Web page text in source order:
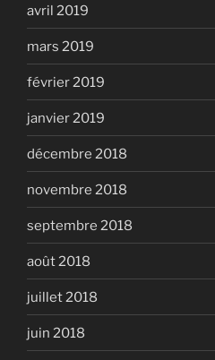
avril 2019
mars 2019
février 2019
janvier 2019
décembre 2018
novembre 2018
septembre 2018
août 2018
juillet 2018
juin 2018